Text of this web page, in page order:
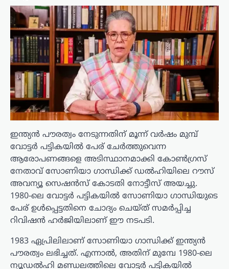
ഇന്ത്യൻ പൗരത്വം നേടുന്നതിന് മൂന്ന് വർഷം മുമ്പ്
വോട്ടർ പട്ടികയിൽ പേര് ചേർത്തുവെന്ന
ആരോപണങ്ങളെ അടിസ്ഥാനമാക്കി കോൺഗ്രസ്
നേതാവ് സോണിയാ ഗാന്ധിക്ക് ഡൽഹിയിലെ റൗസ്
അവന്യൂ സെഷൻസ് കോടതി നോട്ടീസ് അയച്ചു.
1980-ലെ വോട്ടർ പട്ടികയിൽ സോണിയാ ഗാന്ധിയുടെ
പേര് ഉൾപ്പെട്ടതിനെ ചോദ്യം ചെയ്ത് സമർപ്പിച്ച
റിവിഷൻ ഹർജിയിലാണ് ഈ നടപടി.
1983 ഏപ്രിലിലാണ് സോണിയാ ഗാന്ധിക്ക് ഇന്ത്യൻ
പൗരത്വം ലഭിച്ചത്. എന്നാൽ, അതിന് മുമ്പേ 1980-ലെ
ന്യൂഡൽഹി മണ്ഡലത്തിലെ വോട്ടർ പട്ടികയിൽ